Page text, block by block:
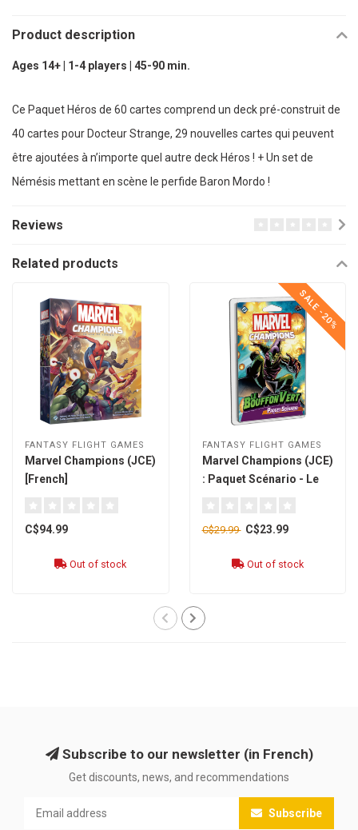
Product description
Ages 14+ | 1-4 players | 45-90 min.
Ce Paquet Héros de 60 cartes comprend un deck pré-construit de
40 cartes pour Docteur Strange, 29 nouvelles cartes qui peuvent
être ajoutées à n’importe quel autre deck Héros ! + Un set de
Némésis mettant en scène le perfide Baron Mordo !
Reviews
Related products
FANTASY FLIGHT GAMES
Marvel Champions (JCE)
[French]
C$94.99
Out of stock
SALE -20%
FANTASY FLIGHT GAMES
Marvel Champions (JCE)
: Paquet Scénario - Le
C$29.99 C$23.99
Out of stock
Subscribe to our newsletter (in French)
Get discounts, news, and recommendations
Subscribe